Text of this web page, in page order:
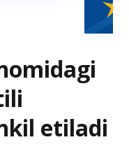
etiladi